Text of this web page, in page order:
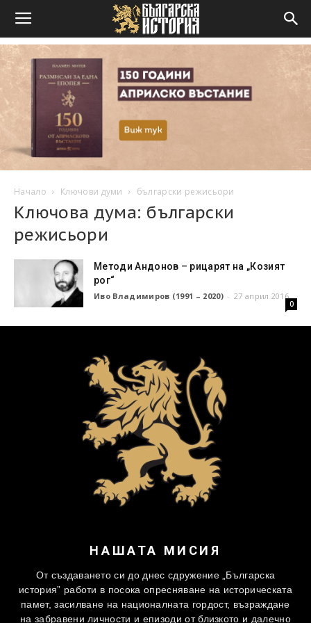
Начало Ключови думи български режисьори
Ключова дума: български
режисьори
Методи Андонов – рицарят на „Козият
рог“
Иво Владимиров (1991 – 2020) - 27 април 2016
0
НАШАТА МИСИЯ
От създаването си до днес сдружение „Българска
история” работи в посока опресняване на историческата
памет, засилване на националната гордост, възраждане
на забравени личности и епизоди от близкото и далечно